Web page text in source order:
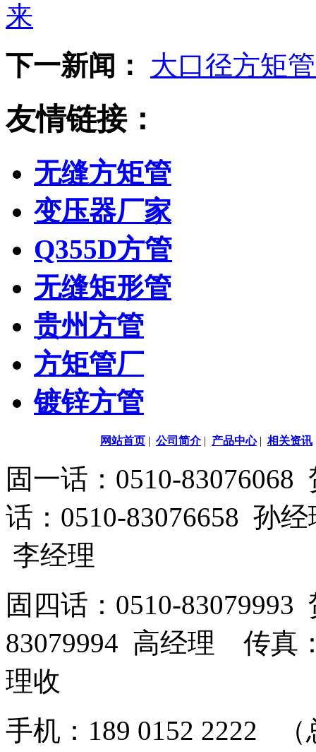
来
下一新闻：
大口径方矩
友情链接：
无缝方矩管
变压器厂家
Q355D方管
无缝矩形管
贵州方管
方矩管厂
镀锌方管
网站首页 | 公司简介| 产品中心| 相关资讯
固一话：0510-
话：0510-83076658 孙
李经理
固四话：0510-
83079994 高经理 传真
理收
手机：189 0152 2222 （